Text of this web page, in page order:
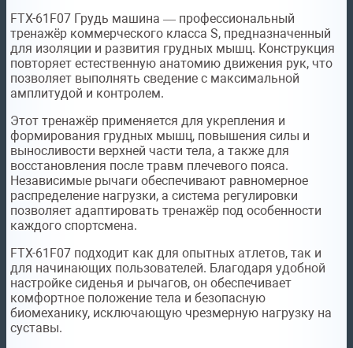
FTX-61F07 Грудь машина — профессиональный
тренажёр коммерческого класса S, предназначенный
для изоляции и развития грудных мышц. Конструкция
повторяет естественную анатомию движения рук, что
позволяет выполнять сведение с максимальной
амплитудой и контролем.
Этот тренажёр применяется для укрепления и
формирования грудных мышц, повышения силы и
выносливости верхней части тела, а также для
восстановления после травм плечевого пояса.
Независимые рычаги обеспечивают равномерное
распределение нагрузки, а система регулировки
позволяет адаптировать тренажёр под особенности
каждого спортсмена.
FTX-61F07 подходит как для опытных атлетов, так и
для начинающих пользователей. Благодаря удобной
настройке сиденья и рычагов, он обеспечивает
комфортное положение тела и безопасную
биомеханику, исключающую чрезмерную нагрузку на
суставы.